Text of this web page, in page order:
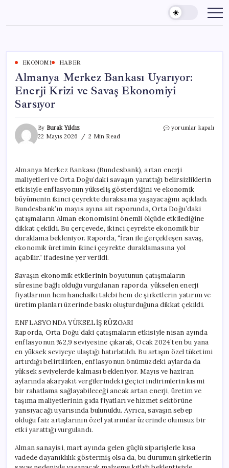
content
EKONOMI HABER
Almanya Merkez Bankası Uyarıyor:
Enerji Krizi ve Savaş Ekonomiyi
Sarsıyor
By Burak Yıldız
22 Mayıs 2026
2 Min Read
Almanya
Krizi
ve
Savaş
Ekonomiyi
Sarsıyor
için
yorumlar kapalı
Almanya Merkez Bankası (Bundesbank), artan enerji
maliyetleri ve Orta Doğu’daki savaşın yarattığı belirsizliklerin
etkisiyle enflasyonun yükseliş gösterdiğini ve ekonomik
büyümenin ikinci çeyrekte duraksama yaşayacağını açıkladı.
Bundesbank’ın mayıs ayına ait raporunda, Orta Doğu’daki
çatışmaların Alman ekonomisini önemli ölçüde etkilediğine
dikkat çekildi. Bu çerçevede, ikinci çeyrekte ekonomik bir
duraklama bekleniyor. Raporda, “İran ile gerçekleşen savaş,
ekonomik üretimin ikinci çeyrekte duraklamasına yol
açabilir.” ifadesine yer verildi.
Savaşın ekonomik etkilerinin boyutunun çatışmaların
süresine bağlı olduğu vurgulanan raporda, yükselen enerji
fiyatlarının hem hanehalkı talebi hem de şirketlerin yatırım ve
üretim planları üzerinde baskı oluşturduğuna dikkat çekildi.
ENFLASYONDA YÜKSELİŞ RÜZGARI
Raporda, Orta Doğu’daki çatışmaların etkisiyle nisan ayında
enflasyonun %2,9 seviyesine çıkarak, Ocak 2024’ten bu yana
en yüksek seviyeye ulaştığı hatırlatıldı. Bu artışın özel tüketimi
artırdığı belirtilirken, enflasyonun önümüzdeki aylarda da
yüksek seviyelerde kalması bekleniyor. Mayıs ve haziran
aylarında akaryakıt vergilerindeki geçici indirimlerin kısmi
bir rahatlama sağlayabileceği ancak artan enerji, üretim ve
taşıma maliyetlerinin gıda fiyatları ve hizmet sektörüne
yansıyacağı uyarısında bulunuldu. Ayrıca, savaşın sebep
olduğu faiz artışlarının özel yatırımlar üzerinde olumsuz bir
etki yarattığı vurgulandı.
Alman sanayisi, mart ayında gelen güçlü siparişlerle kısa
vadede dayanıklılık göstermiş olsa da, bu durumun şirketlerin